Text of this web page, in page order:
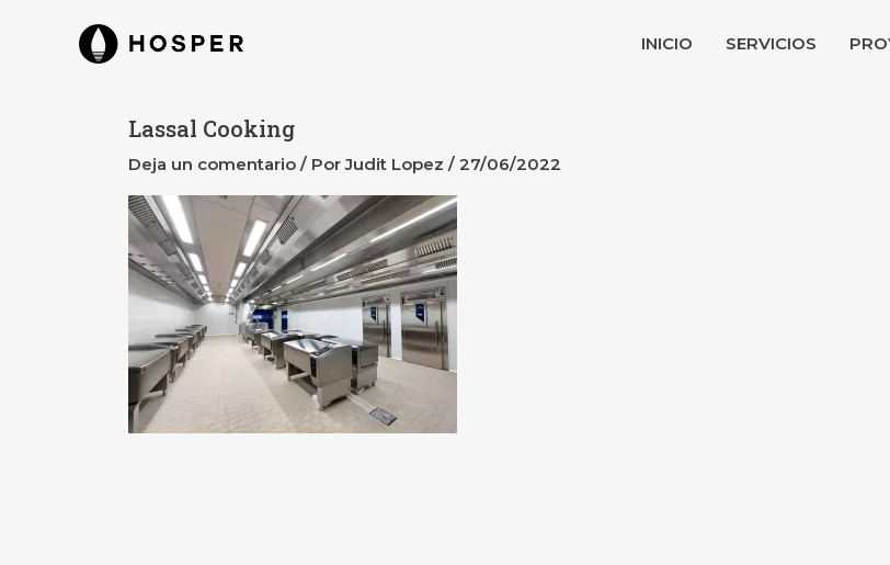
contenido
INICIO SERVICIOS
Lassal Cooking
Deja un comentario / PorJudit Lopez / 27/06/2022